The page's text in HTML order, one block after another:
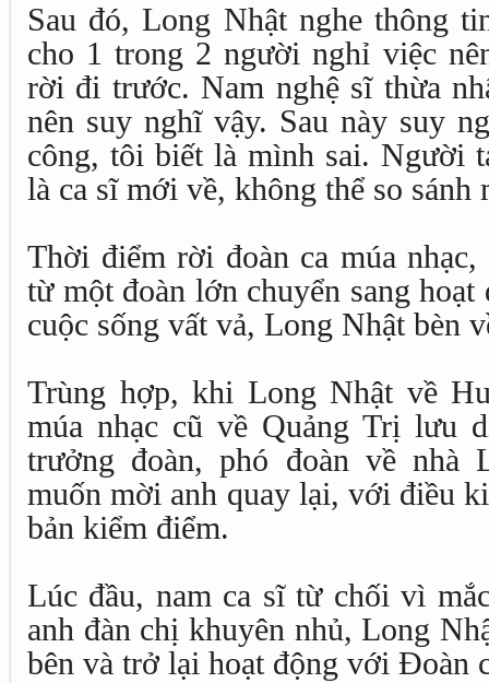
Sau đó, Long Nhật nghe thông
cho 1 trong 2 người nghỉ việc
rời đi trước. Nam nghệ sĩ thừa
nên suy nghĩ vậy. Sau này suy
công, tôi biết là mình sai. Người
là ca sĩ mới về, không thể so sánh
Thời điểm rời đoàn ca múa
từ một đoàn lớn chuyển sang
cuộc sống vất vả, Long Nhật bèn
Trùng hợp, khi Long Nhật về
múa nhạc cũ về Quảng Trị lưu
trưởng đoàn, phó đoàn về nhà
muốn mời anh quay lại, với điều
bản kiểm điểm.
Lúc đầu, nam ca sĩ từ chối vì
anh đàn chị khuyên nhủ, Long
bên và trở lại hoạt động với Đoàn